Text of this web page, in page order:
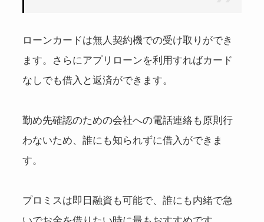
ローンカードは無人契約機での受け取りができ
ます。さらにアプリローンを利用すればカード
なしでも借入と返済ができます。
勤め先確認のための会社への電話連絡も原則行
わないため、誰にも知られずに借入ができま
す。
プロミスは即日融資も可能で、誰にも内緒で急